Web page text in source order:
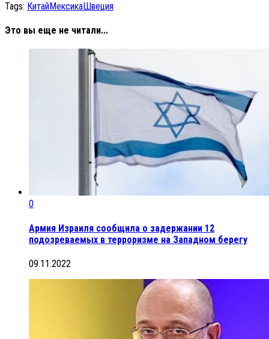
Tags: КитайМексикаШвеция
Это вы еще не читали...
0
Армия Израиля сообщила о задержании 12
подозреваемых в терроризме на Западном берегу
09.11.2022